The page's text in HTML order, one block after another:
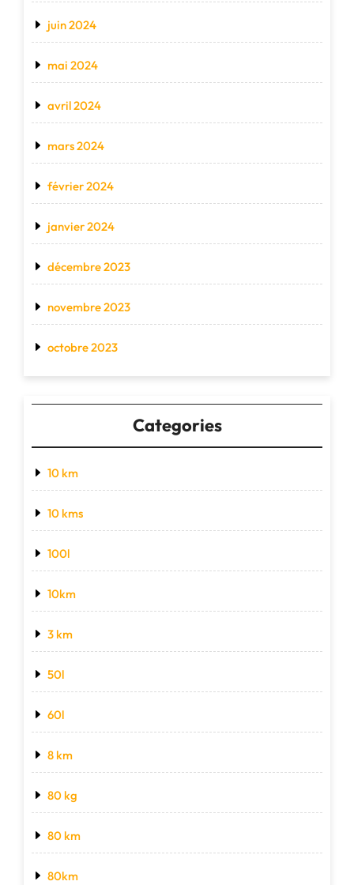
juin 2024
mai 2024
avril 2024
mars 2024
février 2024
janvier 2024
décembre 2023
novembre 2023
octobre 2023
Categories
10 km
10 kms
100l
10km
3 km
50l
60l
8 km
80 kg
80 km
80km